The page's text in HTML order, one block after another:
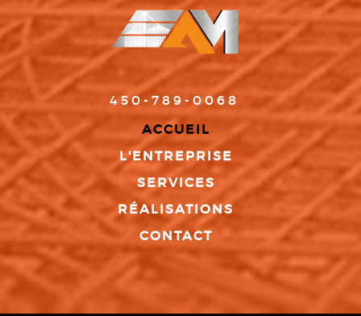
450-789-0068
ACCUEIL
L'ENTREPRISE
SERVICES
RÉALISATIONS
CONTACT